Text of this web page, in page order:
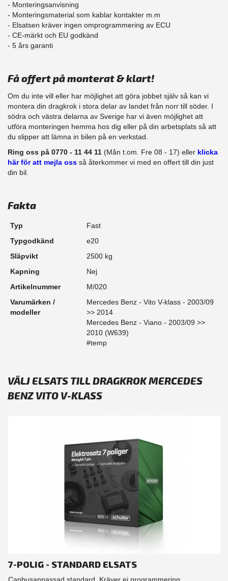
- Monteringsanvisning
- Monteringsmaterial som kablar kontakter m.m
- Elsatsen kräver ingen omprogrammering av ECU
- CE-märkt och EU godkänd
​- 5 års garanti
Få offert på monterat & klart!
Om du inte vill eller har möjlighet att göra jobbet själv så kan vi
montera din dragkrok i stora delar av landet från norr till söder. I
södra och västra delarna av Sverige har vi även möjlighet att
​utföra monteringen hemma hos dig eller på din arbetsplats så att
du slipper att lämna in bilen på en verkstad.
Ring oss på 0770 - 11 44 11 (Mån t.om. Fre 08 - 17) eller klicka
här för att mejla oss så återkommer vi med en offert till din just
din bil.
Fakta
Typ
Fast
Typgodkänd
e20
Släpvikt
2500 kg
Kapning
Nej
Artikelnummer
M/020
Varumärken /
modeller
Mercedes Benz - Vito V-klass - 2003/09
>> 2014
Mercedes Benz - Viano - 2003/09 >>
2010 (W639)
#temp
VÄLJ ELSATS TILL DRAGKROK MERCEDES
BENZ VITO V-KLASS
7-POLIG - STANDARD ELSATS